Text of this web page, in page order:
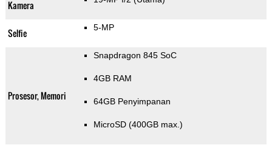
Kamera
Selfie 5-MP
Prosesor, Memori
Snapdragon 845 SoC
4GB RAM
64GB Penyimpanan
MicroSD (400GB max.)